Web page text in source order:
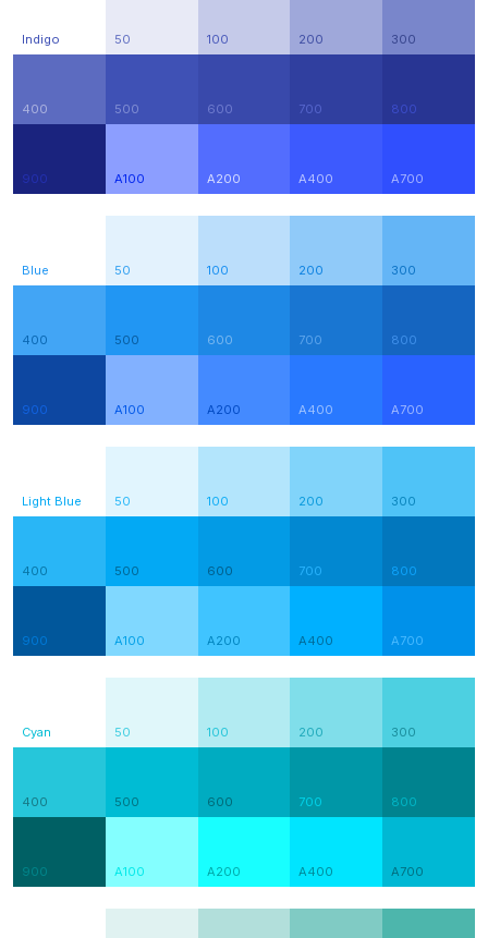
Indigo 50 100 200 300
400 500 600 700 800
900 A100 A200 A400 A700
Blue 50 100 200 300
400 500 600 700 800
900 A100 A200 A400 A700
Light Blue 50 100 200 300
400 500 600 700 800
900 A100 A200 A400 A700
Cyan 50 100 200 300
400 500 600 700 800
900 A100 A200 A400 A700